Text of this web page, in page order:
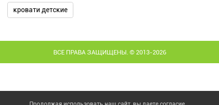
кровати детские
ВСЕ ПРАВА ЗАЩИЩЕНЫ. © 2013-2026